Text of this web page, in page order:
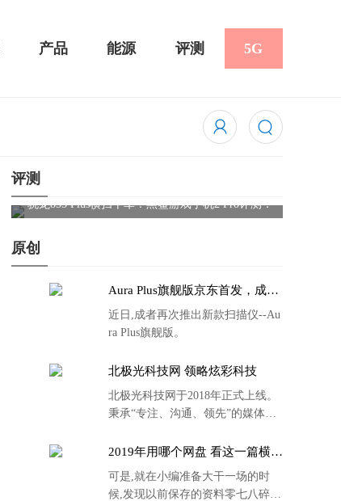
产品 能源 评测 5G
评测
骁龙855 Plus横扫千军！黑鲨游戏手机2 Pro评测：
原创
Aura Plus旗舰版京东首发，成者
近日,成者再次推出新款扫描仪--Au
ra Plus旗舰版。
北极光科技网 领略炫彩科技
北极光科技网于2018年正式上线。
秉承“专注、沟通、领先”的媒体理
2019年用哪个网盘 看这一篇横评
可是,就在小编准备大干一场的时
候,发现以前保存的资料零七八碎,